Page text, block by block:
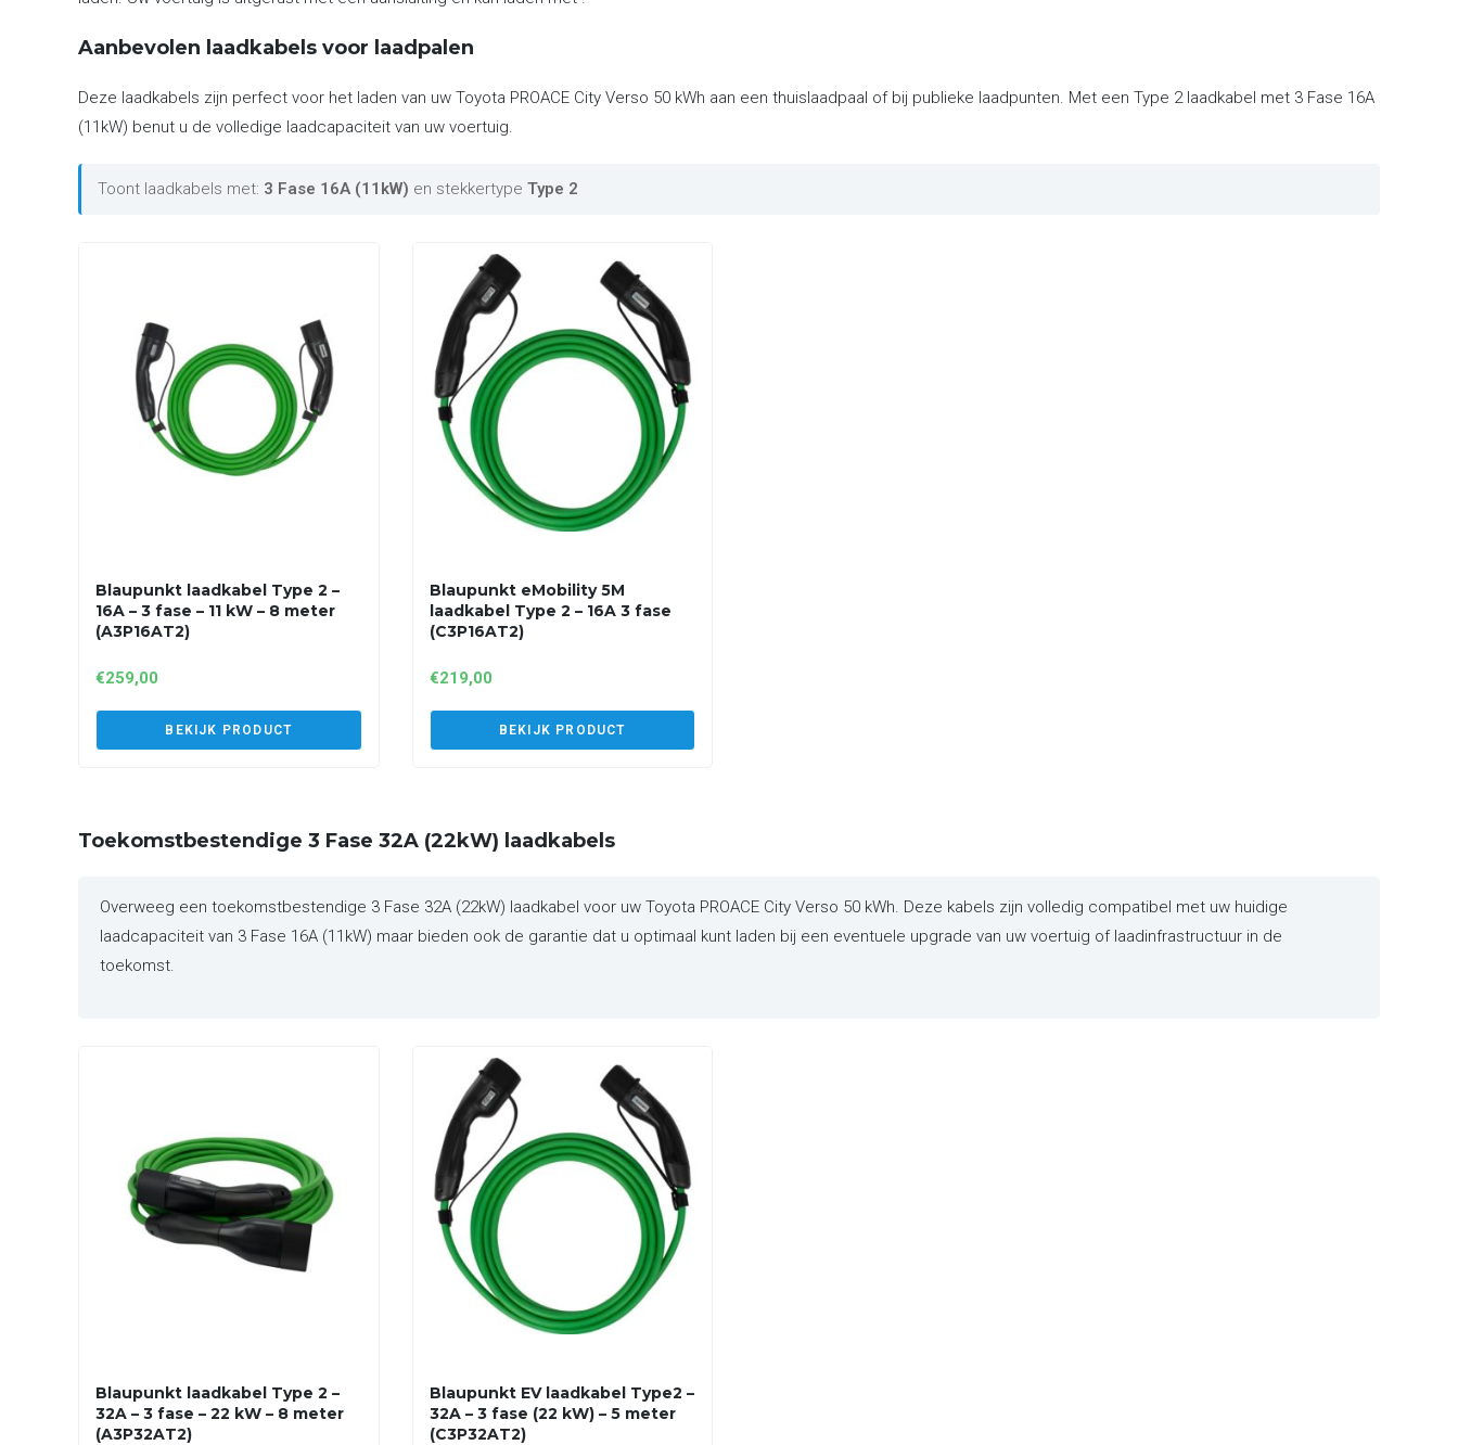
Aanbevolen laadkabels voor laadpalen
Deze laadkabels zijn perfect voor het laden van uw Toyota PROACE City Verso 50 kWh aan een thuislaadpaal of bij publieke laadpunten. Met een Type 2 laadkabel met 3 Fase 16A
(11kW) benut u de volledige laadcapaciteit van uw voertuig.
Toont laadkabels met: 3 Fase 16A (11kW) en stekkertype Type 2
Blaupunkt laadkabel Type 2 –
16A – 3 fase – 11 kW – 8 meter
(A3P16AT2)
€259,00
BEKIJK PRODUCT
Blaupunkt eMobility 5M
laadkabel Type 2 – 16A 3 fase
(C3P16AT2)
€219,00
BEKIJK PRODUCT
Toekomstbestendige 3 Fase 32A (22kW) laadkabels
Overweeg een toekomstbestendige 3 Fase 32A (22kW) laadkabel voor uw Toyota PROACE City Verso 50 kWh. Deze kabels zijn volledig compatibel met uw huidige
laadcapaciteit van 3 Fase 16A (11kW) maar bieden ook de garantie dat u optimaal kunt laden bij een eventuele upgrade van uw voertuig of laadinfrastructuur in de
toekomst.
Blaupunkt laadkabel Type 2 –
32A – 3 fase – 22 kW – 8 meter
(A3P32AT2)
Blaupunkt EV laadkabel Type2 –
32A – 3 fase (22 kW) – 5 meter
(C3P32AT2)